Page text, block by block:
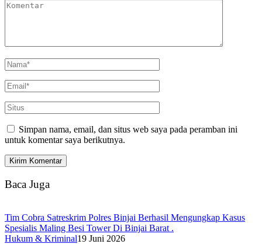
Simpan nama, email, dan situs web saya pada peramban ini
untuk komentar saya berikutnya.
Baca Juga
Tim Cobra Satreskrim Polres Binjai Berhasil Mengungkap Kasus
Spesialis Maling Besi Tower Di Binjai Barat .
Hukum & Kriminal19 Juni 2026